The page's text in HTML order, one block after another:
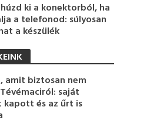
ki a konektorból, ha
a telefonod: súlyosan
a készülék
amit biztosan nem
saját
kapott és az űrt is